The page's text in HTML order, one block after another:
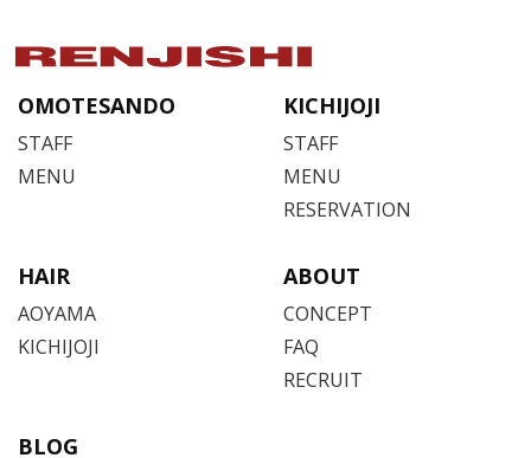
OMOTESANDO
STAFF
MENU
KICHIJOJI
STAFF
MENU
RESERVATION
HAIR
AOYAMA
KICHIJOJI
ABOUT
CONCEPT
FAQ
RECRUIT
BLOG